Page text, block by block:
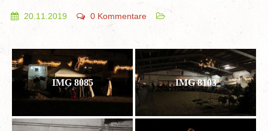
20.11.2019 0 Kommentare
IMG 8085 IMG 8103